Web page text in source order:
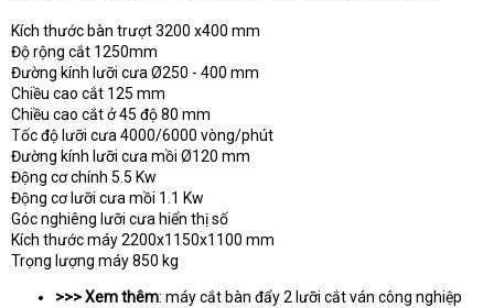
Kích thước bàn trượt 3200 x400 mm
Độ rộng cắt 1250mm
Đường kính lưỡi cưa Ø250 - 400 mm
Chiều cao cắt 125 mm
Chiều cao cắt ở 45 độ 80 mm
Tốc độ lưỡi cưa 4000/6000 vòng/phút
Đường kính lưỡi cưa mồi Ø120 mm
Động cơ chính 5.5 Kw
Động cơ lưỡi cưa mồi 1.1 Kw
Góc nghiêng lưỡi cưa hiển thị số
Kích thước máy 2200x1150x1100 mm
Trọng lượng máy 850 kg​
>>> Xem thêm: máy cắt bàn đẩy 2 lưỡi cắt ván công nghiệp